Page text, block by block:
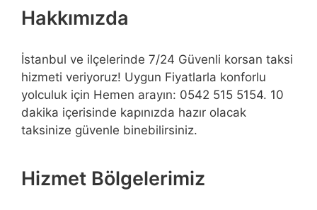
Hakkımızda
İstanbul ve ilçelerinde 7/24 Güvenli korsan taksi
hizmeti veriyoruz! Uygun Fiyatlarla konforlu
yolculuk için Hemen arayın: 0542 515 5154. 10
dakika içerisinde kapınızda hazır olacak
taksinize güvenle binebilirsiniz.
Hizmet Bölgelerimiz